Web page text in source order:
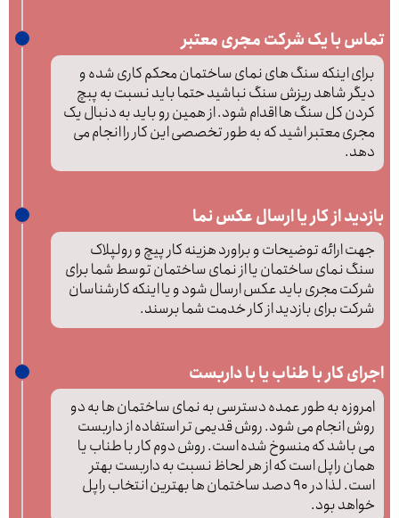
تماس با یک شرکت مجری معتبر
برای اینکه سنگ های نمای ساختمان محکم کاری شده و
دیگر شاهد ریزش سنگ نباشید حتما باید نسبت به پبچ
کردن کل سنگ ها اقدام شود. از همین رو باید به دنبال یک
مجری معتبر اشید که به طور تخصصی این کار را انجام می
دهد.
بازدید از کار یا ارسال عکس نما
جهت ارائه توضیحات و براورد هزینه کار پیچ و رولپلاک
سنگ نمای ساختمان یا از نمای ساختمان توسط شما برای
شرکت مجری باید عکس ارسال شود و یا اینکه کارشناسان
شرکت برای بازدید از کار خدمت شما برسند.
اجرای کار با طناب یا با داربست
امروزه به طور عمده دسترسی به نمای ساختمان ها به دو
روش انجام می شود. روش قدیمی تر استفاده از داربست
می باشد که منسوخ شده است. روش دوم کار با طناب یا
همان راپل است که از هر لحاظ نسبت به داربست بهتر
است. لذا در 90 دصد ساختمان ها بهترین انتخاب راپل
خواهد بود.